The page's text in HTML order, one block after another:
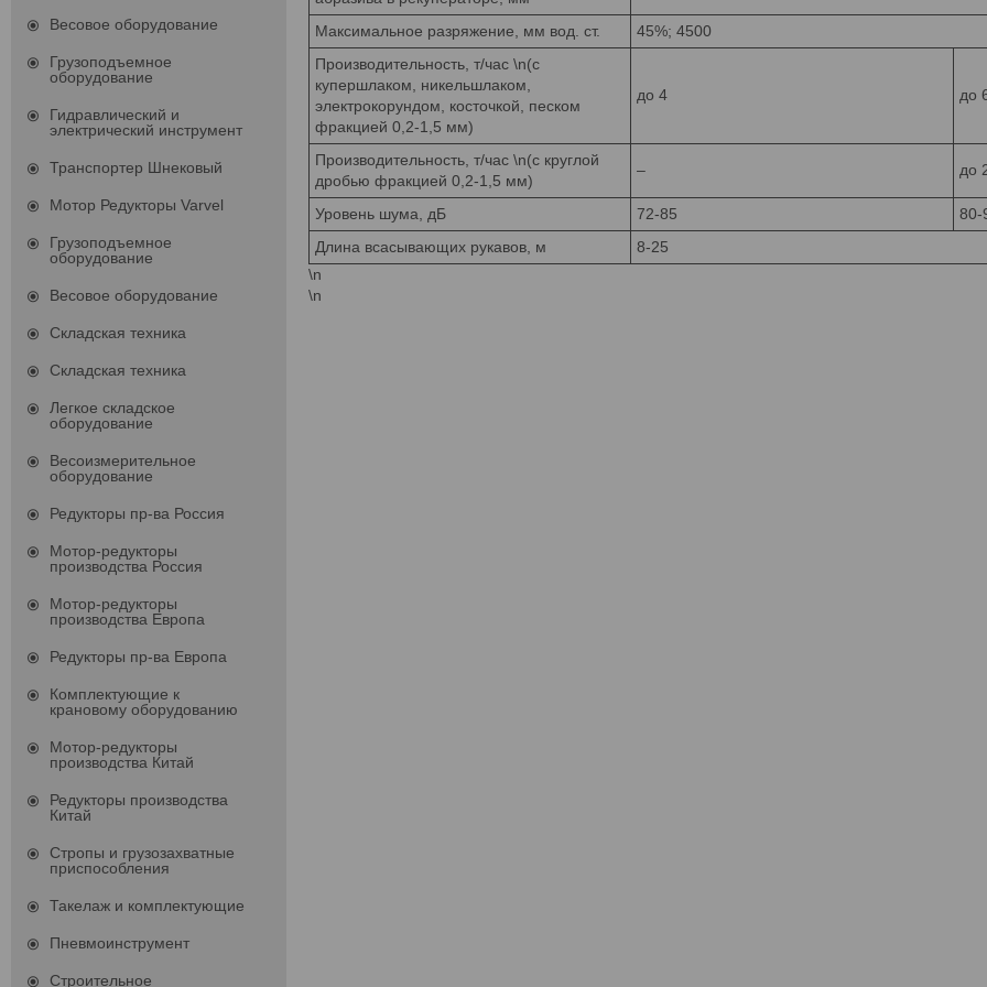
Максимальное разряжение, мм вод. ст.
45%; 4500
Производительность, т/час \n(с
купершлаком, никельшлаком,
электрокорундом, косточкой, песком
фракцией 0,2-1,5 мм)
до 4 до
Производительность, т/час \n(с круглой
дробью фракцией 0,2-1,5 мм)
– до
Уровень шума, дБ 72-85
80-
Длина всасывающих рукавов, м
8-25
\n
\n
Весовое оборудование
Грузоподъемное
оборудование
Гидравлический и
электрический инструмент
Транспортер Шнековый
Мотор Редукторы Varvel
Грузоподъемное
оборудование
Весовое оборудование
Складская техника
Складская техника
Легкое складское
оборудование
Весоизмерительное
оборудование
Редукторы пр-ва Россия
Мотор-редукторы
производства Россия
Мотор-редукторы
производства Европа
Редукторы пр-ва Европа
Комплектующие к
крановому оборудованию
Мотор-редукторы
производства Китай
Редукторы производства
Китай
Стропы и грузозахватные
приспособления
Такелаж и комплектующие
Пневмоинструмент
Строительное